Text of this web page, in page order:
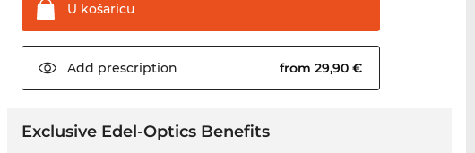
U košaricu
Add prescription from 29,90 €
Exclusive Edel-Optics Benefits